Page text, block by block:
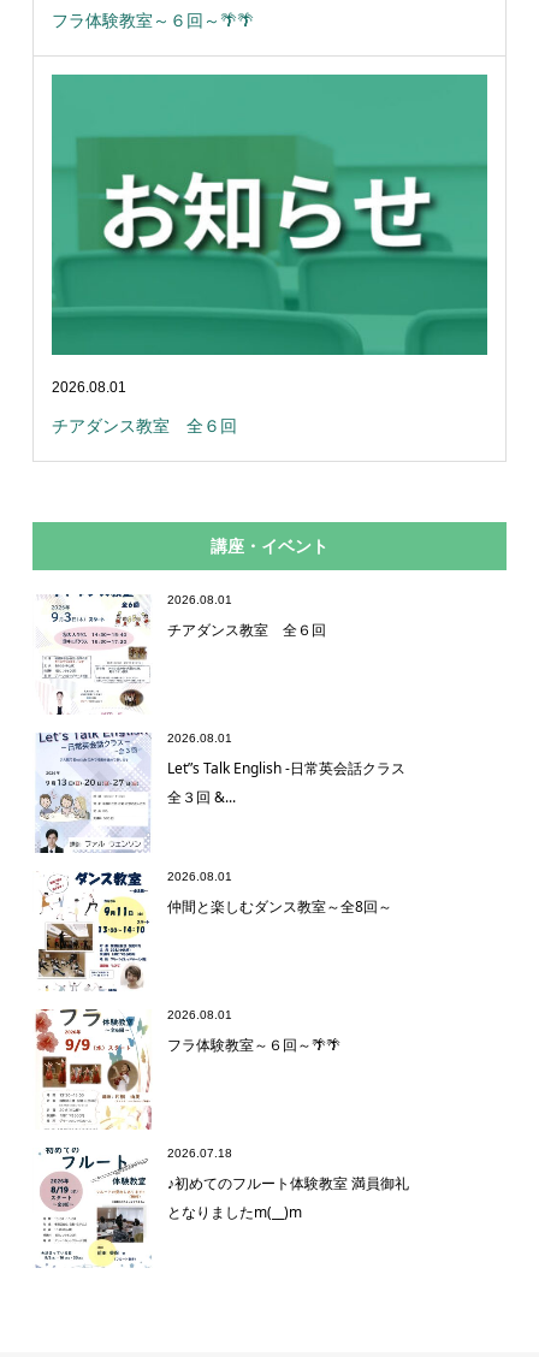
フラ体験教室～６回～🌴🌴
2026.08.01
チアダンス教室 全６回
講座・イベント
2026.08.01
チアダンス教室 全６回
2026.08.01
Let”s Talk English -日常英会話クラス
全３回 &...
2026.08.01
仲間と楽しむダンス教室～全8回～
2026.08.01
フラ体験教室～６回～🌴🌴
2026.07.18
♪初めてのフルート体験教室 満員御礼
となりましたm(__)m